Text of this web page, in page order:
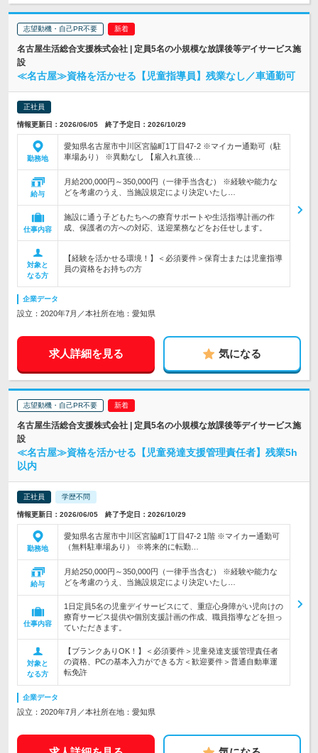
志望動機・自己PR不要
名古屋生活総合支援株式会社 | 定員5名の小規模な放課後等デイサービス施
設
≪名古屋≫資格を活かせる【児童指導員】残業なし／車通勤可
正社員
情報更新日：2026/06/05 終了予定日：2026/10/29
勤務地
愛知県名古屋市中川区宮脇町1丁目47-2 ※マイカー通勤可（駐
車場あり） ※異動なし 【雇入れ直後…
給与
月給200,000円～350,000円（一律手当含む） ※経験や能力な
どを考慮のうえ、当施設規定により決定いたし…
仕事内容
施設に通う子どもたちへの療育サポートや生活指導計画の作
成、保護者の方への対応、送迎業務などをお任せします。
対象と
なる方
【経験を活かせる環境！】＜必須要件＞保育士または児童指導
員の資格をお持ちの方
企業データ
設立：2020年7月／本社所在地：愛知県
求人詳細を見る 気になる
志望動機・自己PR不要
名古屋生活総合支援株式会社 | 定員5名の小規模な放課後等デイサービス施
設
≪名古屋≫資格を活かせる【児童発達支援管理責任者】残業5h
以内
正社員 学歴不問
情報更新日：2026/06/05 終了予定日：2026/10/29
勤務地
愛知県名古屋市中川区宮脇町1丁目47-2 1階 ※マイカー通勤可
（無料駐車場あり） ※将来的に転勤…
給与
月給250,000円～350,000円（一律手当含む） ※経験や能力な
どを考慮のうえ、当施設規定により決定いたし…
仕事内容
1日定員5名の児童デイサービスにて、重症心身障がい児向けの
療育サービス提供や個別支援計画の作成、職員指導などを担っ
ていただきます。
対象と
なる方
【ブランクありOK！】＜必須要件＞児童発達支援管理責任者
の資格、PCの基本入力ができる方＜歓迎要件＞普通自動車運
転免許
企業データ
設立：2020年7月／本社所在地：愛知県